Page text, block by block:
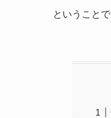
ということ